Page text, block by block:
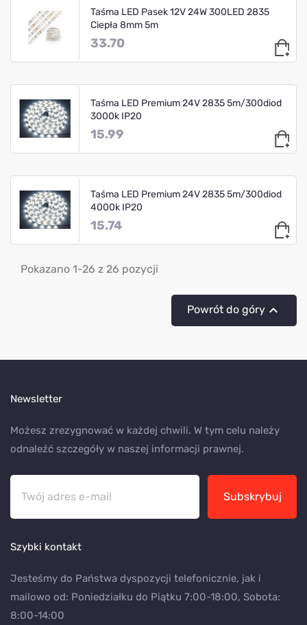
Taśma LED Pasek 12V 24W 300LED 2835
Ciepła 8mm 5m
33.70
Taśma LED Premium 24V 2835 5m/300diod
3000k IP20
15.99
Taśma LED Premium 24V 2835 5m/300diod
4000k IP20
15.74
Pokazano 1-26 z 26 pozycji
Powrót do góry
Newsletter
Możesz zrezygnować w każdej chwili. W tym celu należy
odnaleźć szczegóły w naszej informacji prawnej.
Subskrybuj
Szybki kontakt
Jesteśmy do Państwa dyspozycji telefonicznie, jak i
mailowo od: Poniedziałku do Piątku 7:00-18:00, Sobota:
8:00-14:00